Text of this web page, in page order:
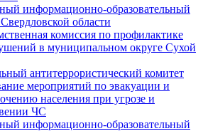
информационно-образовательный
области
комиссия по профилактике
в муниципальном округе Сухой
антитеррористический комитет
мероприятий по эвакуации и
населения при угрозе и
ЧС
информационно-образовательный